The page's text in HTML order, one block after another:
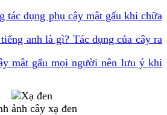
tác dụng phụ cây mật gấu khi chữa
anh là gì? Tác dụng của cây ra
mật gấu mọi người nên lưu ý khi
ảnh cây xạ đen